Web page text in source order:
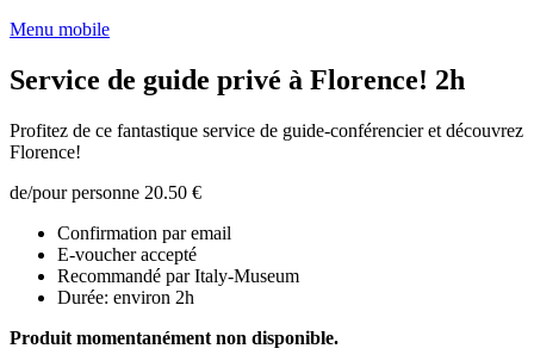
Menu mobile
Service de guide privé à Florence! 2h
Profitez de ce fantastique service de guide-conférencier et découvrez
Florence!
de/pour personne 20.50 €
Confirmation par email
E-voucher accepté
Recommandé par Italy-Museum
Durée: environ 2h
Produit momentanément non disponible.